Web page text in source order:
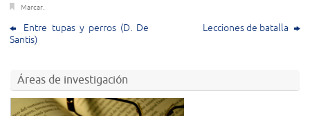
Marcar.
Entre tupas y perros (D. De
Santis)
Lecciones de batalla
Áreas de investigación